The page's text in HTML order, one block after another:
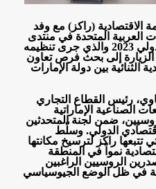
(راكز) مع وفد
العربية المتحدة في منتدى
سانت بطرسبرغ الاقتصادي الدولي 2023 والذي جرى تنظيمه
إلى بحث فرص تعاون
الثنائية بين دولة الإمارات
رئيس القطاع التجاري
الصناعية الإماراتية
ضمن لجنة المتحدثين
الدولي. وسلّط
تتبعها راكز لترسيخ مكانتها
نمواً في المنطقة
الروسيين الراغبين
في ظل الوضع الجيوسياسي